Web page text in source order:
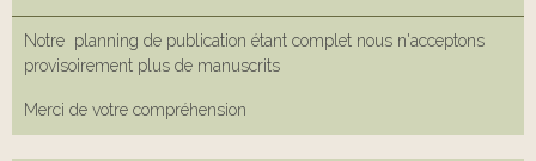
Notre planning de publication étant complet nous n'acceptons
provisoirement plus de manuscrits
Merci de votre compréhension